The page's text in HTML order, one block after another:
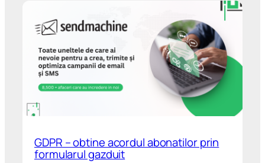
GDPR – obtine acordul abonatilor prin
formularul gazduit